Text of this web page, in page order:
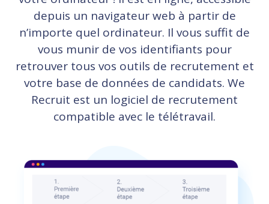
depuis un navigateur web à partir de
n’importe quel ordinateur. Il vous suffit de
vous munir de vos identifiants pour
retrouver tous vos outils de recrutement et
votre base de données de candidats. We
Recruit est un logiciel de recrutement
compatible avec le télétravail.